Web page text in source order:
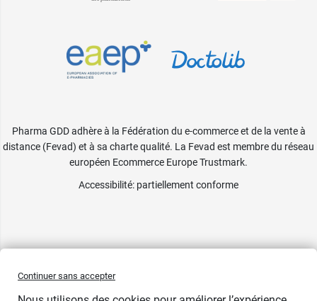
Pharma GDD adhère à la Fédération du e-commerce et de la vente à
distance (Fevad) et à sa charte qualité. La Fevad est membre du réseau
européen Ecommerce Europe Trustmark.
Accessibilité: partiellement conforme
Continuer sans accepter